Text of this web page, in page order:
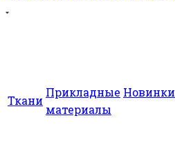
Ткани
Прикладные
материалы
Новинки